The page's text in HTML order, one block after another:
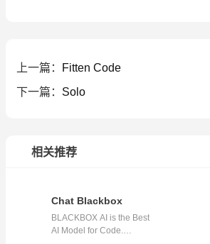
上一篇：
Fitten Code
下一篇： Solo
相关推荐
Chat Blackbox
BLACKBOX AI is the Best
AI Model for Code.